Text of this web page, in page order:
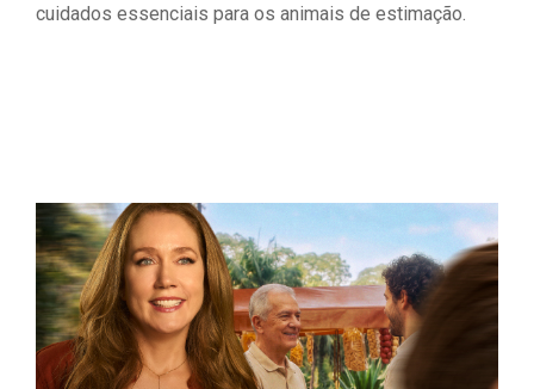
cuidados essenciais para os animais de estimação.